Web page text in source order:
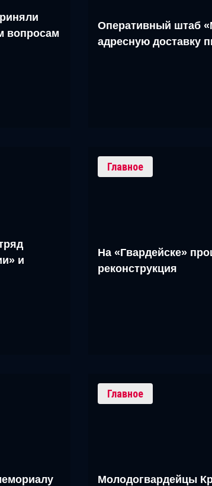
вопросам
Оперативный штаб
адресную доставку
и
Главное
На «Гвардейске»
реконструкция
Главное
Молодогвардейцы